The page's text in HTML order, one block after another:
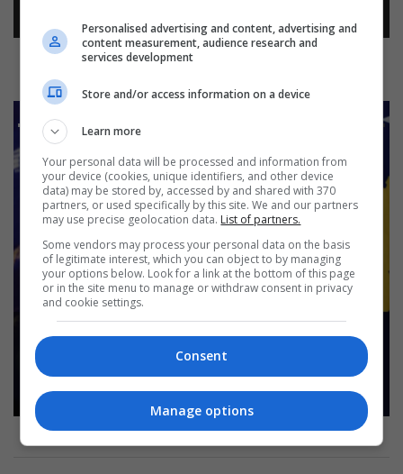
Situata në Kuvend, Ardian Gjini thërret
konferencë për media në orën 17:00
Read more
Personalised advertising and content, advertising and
content measurement, audience research and
services development
Store and/or access information on a device
Learn more
Your personal data will be processed and information from
your device (cookies, unique identifiers, and other device
data) may be stored by, accessed by and shared with 370
partners, or used specifically by this site. We and our partners
may use precise geolocation data. List of partners.
Some vendors may process your personal data on the basis
of legitimate interest, which you can object to by managing
your options below. Look for a link at the bottom of this page
or in the site menu to manage or withdraw consent in privacy
and cookie settings.
Consent
Manage options